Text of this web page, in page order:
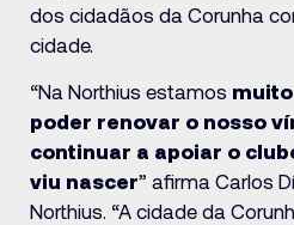
dos cidadãos da Corunha
cidade.
“Na Northius estamos
poder renovar o nosso
continuar a apoiar o
viu nascer” afirma Carlos
Northius. “A cidade da